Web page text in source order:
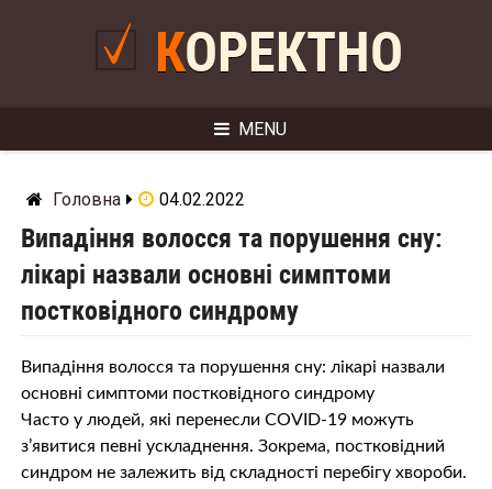
КОРЕКТНО
MENU
Головна 04.02.2022
Випадіння волосся та порушення сну:
лікарі назвали основні симптоми
постковідного синдрому
Випадіння волосся та порушення сну: лікарі назвали
основні симптоми постковідного синдрому
Часто у людей, які перенесли COVID-19 можуть
з’явитися певні ускладнення. Зокрема, постковідний
синдром не залежить від складності перебігу хвороби.